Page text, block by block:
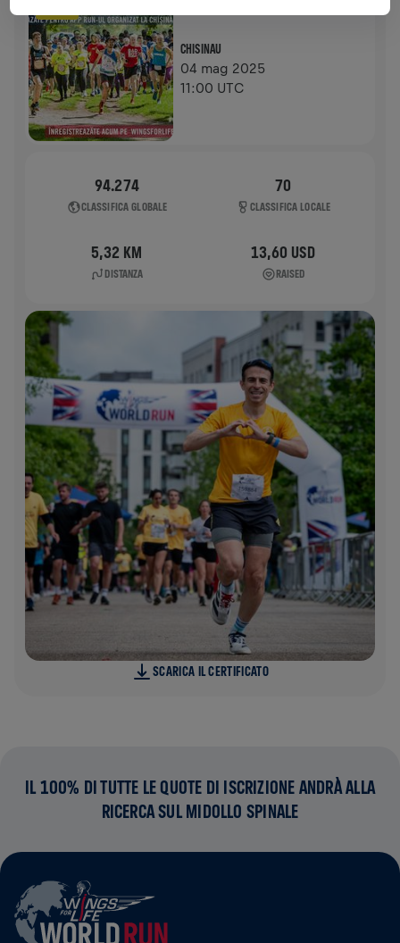
CHISINAU
04 mag 2025
11:00 UTC
94.274
CLASSIFICA GLOBALE
70
CLASSIFICA LOCALE
5,32 KM
DISTANZA
13,60 USD
RAISED
SCARICA IL CERTIFICATO
IL 100% DI TUTTE LE QUOTE DI ISCRIZIONE ANDRÀ ALLA
RICERCA SUL MIDOLLO SPINALE